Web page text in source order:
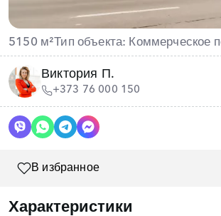
5150 м²Тип объекта: Коммерческое
Виктория П.
+373 76 000 150
В избранное
Характеристики